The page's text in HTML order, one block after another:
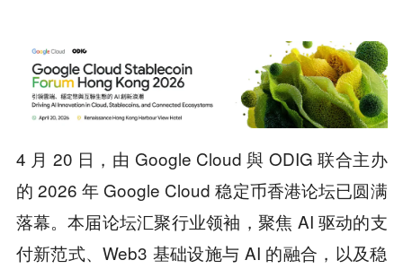
4 月 20 日，由 Google Cloud 與 ODIG 联合主办
的 2026 年 Google Cloud 稳定币香港论坛已圆满
落幕。本届论坛汇聚行业领袖，聚焦 AI 驱动的支
付新范式、Web3 基础设施与 AI 的融合，以及稳